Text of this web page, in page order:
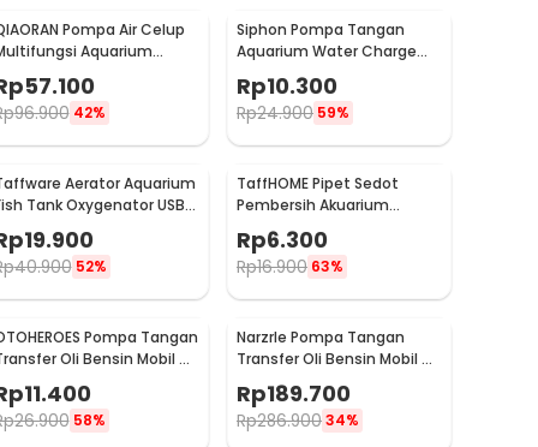
Pompa Air Celup
Aquarium
QR50A
57.100
96.900 42%
Siphon Pompa Tangan
Aquarium Water Charge
Pump 1.7M - NC02
Rp10.300
Rp24.900 59%
Aerator Aquarium
Tank Oxygenator USB
19.900
40.900 52%
TaffHOME Pipet Sedot
Pembersih Akuarium
Pipette Siphone Pump
30ml - NC03
Rp6.300
Rp16.900 63%
Pompa Tangan
Oli Bensin Mobil Oil
11.400
26.900 58%
NarzrIe Pompa Tangan
Transfer Oli Bensin Mobil Oil
Extractor 1.5L - NC03
Rp189.700
Rp286.90034%